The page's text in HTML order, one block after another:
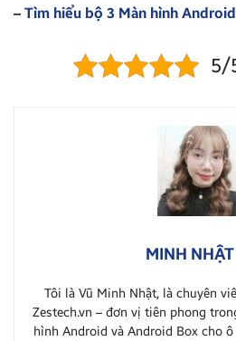
– Tìm hiểu bộ 3 Màn hình
5/
MINH
Tôi là Vũ Minh Nhật, là chuyên
Zestech.vn – đơn vị tiên phong
hình Android và Android Box cho